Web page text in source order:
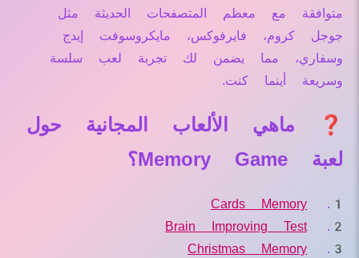
متوافقة مع معظم المتصفحات الحديثة مثل
جوجل كروم، فايرفوكس، مايكروسوفت إيدج
وسفاري، مما يضمن لك تجربة لعب سلسة
وسريعة أينما كنت.
❓ ماهي الألعاب المجانية حول
لعبة Memory Game؟
Cards Memory
Brain Improving Test
Christmas Memory